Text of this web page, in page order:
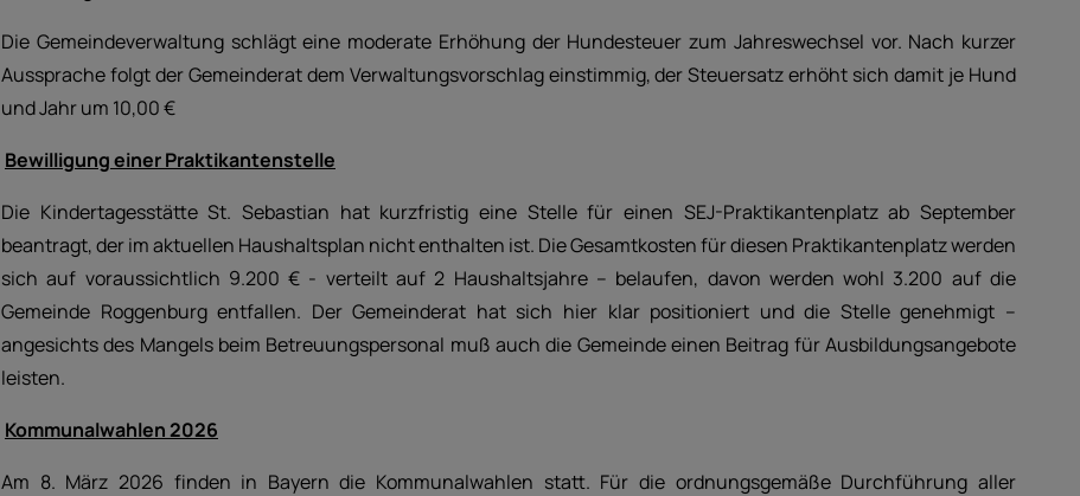
Die Gemeindeverwaltung schlägt eine moderate Erhöhung der Hundesteuer zum Jahreswechsel vor. Nach kurzer
Aussprache folgt der Gemeinderat dem Verwaltungsvorschlag einstimmig, der Steuersatz erhöht sich damit je Hund
und Jahr um 10,00 €
Bewilligung einer Praktikantenstelle
Die Kindertagesstätte St. Sebastian hat kurzfristig eine Stelle für einen SEJ-Praktikantenplatz ab September
beantragt, der im aktuellen Haushaltsplan nicht enthalten ist. Die Gesamtkosten für diesen Praktikantenplatz werden
sich auf voraussichtlich 9.200 € - verteilt auf 2 Haushaltsjahre – belaufen, davon werden wohl 3.200 auf die
Gemeinde Roggenburg entfallen. Der Gemeinderat hat sich hier klar positioniert und die Stelle genehmigt –
angesichts des Mangels beim Betreuungspersonal muß auch die Gemeinde einen Beitrag für Ausbildungsangebote
leisten.
Kommunalwahlen 2026
Am 8. März 2026 finden in Bayern die Kommunalwahlen statt. Für die ordnungsgemäße Durchführung aller